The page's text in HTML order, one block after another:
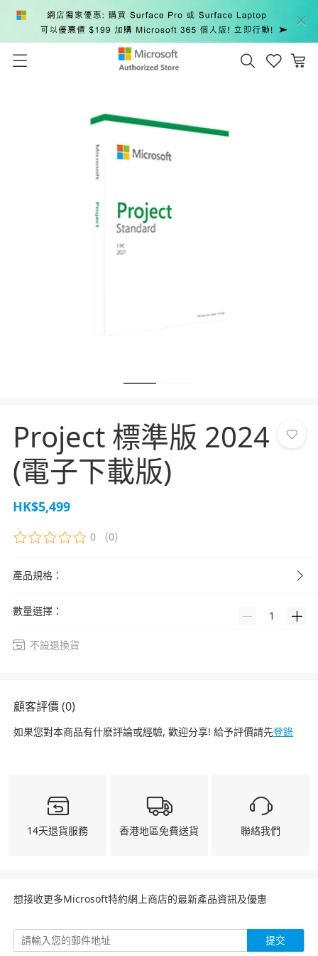
Project 標準版 2024
(電子下載版)
HK$5,499
0 （0）
產品規格：
數量選擇： 1
不設退換貨
顧客評價 (0)
如果您對本商品有什麽評論或經驗, 歡迎分享! 給予評價請先登錄
14天退貨服務 香港地區免費送貨 聯絡我們
想接收更多Microsoft特約網上商店的最新產品資訊及優惠
提交